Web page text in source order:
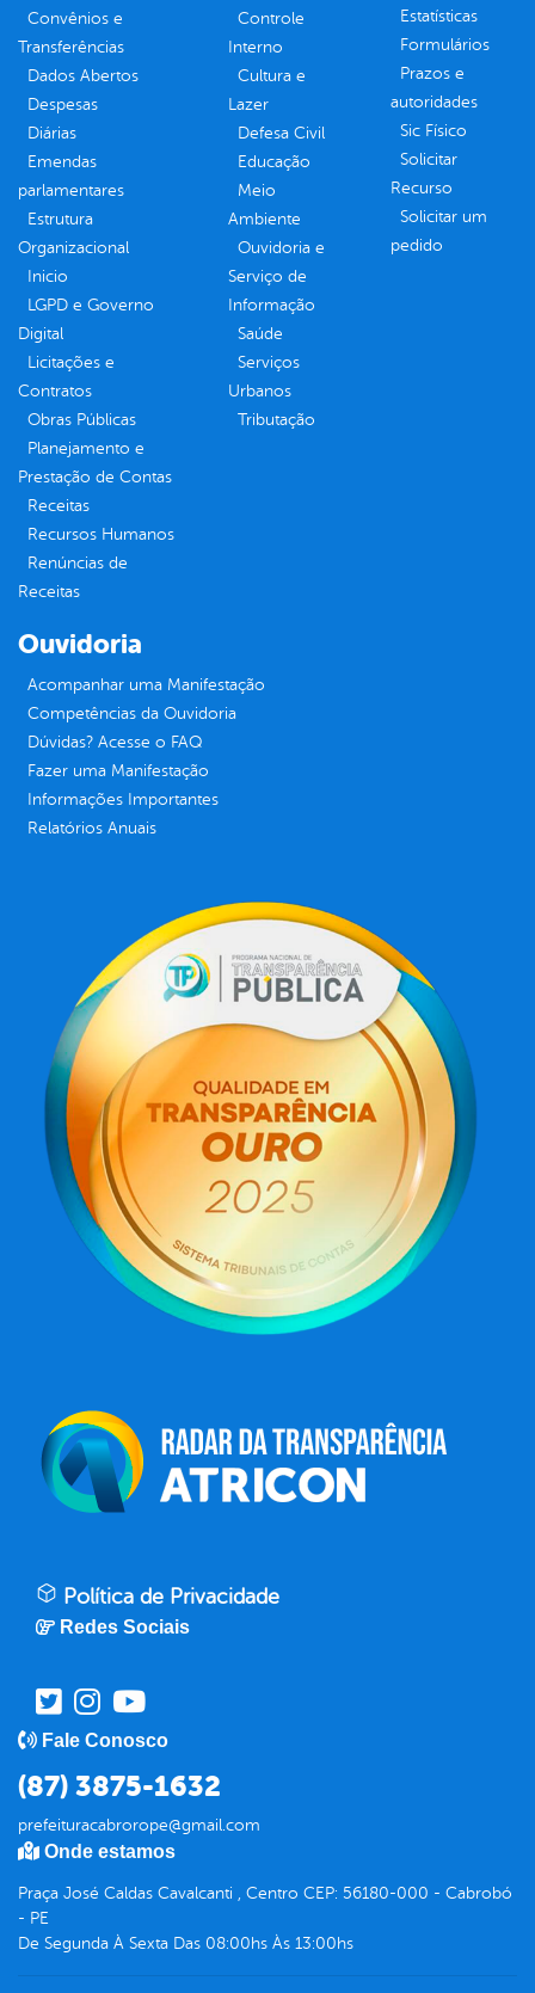
Convênios e
Transferências
Dados Abertos
Despesas
Diárias
Emendas
parlamentares
Estrutura
Organizacional
Inicio
LGPD e Governo
Digital
Licitações e
Contratos
Obras Públicas
Planejamento e
Prestação de Contas
Receitas
Recursos Humanos
Renúncias de
Receitas
Controle
Interno
Cultura e
Lazer
Defesa Civil
Educação
Meio
Ambiente
Ouvidoria e
Serviço de
Informação
Saúde
Serviços
Urbanos
Tributação
Estatísticas
Formulários
Prazos e
autoridades
Sic Físico
Solicitar
Recurso
Solicitar um
pedido
Ouvidoria
Acompanhar uma Manifestação
Competências da Ouvidoria
Dúvidas? Acesse o FAQ
Fazer uma Manifestação
Informações Importantes
Relatórios Anuais
Política de Privacidade
Redes Sociais
Fale Conosco
(87) 3875-1632
prefeituracabrorope@gmail.com
Onde estamos
Praça José Caldas Cavalcanti , Centro CEP: 56180-000 - Cabrobó
- PE
De Segunda À Sexta Das 08:00hs Às 13:00hs